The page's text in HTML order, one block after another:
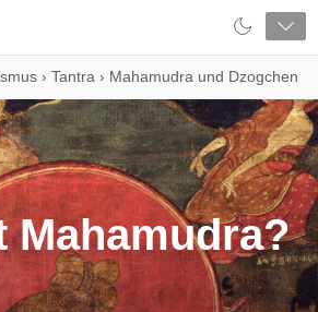
› Tantra › Mahamudra und Dzogchen
Mahamudra?